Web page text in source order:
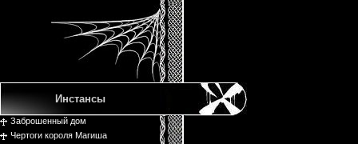
Инстансы
Заброшенный дом
Чертоги короля Магиша